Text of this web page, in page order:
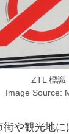
ZTL 標識
Image Source:
街や観光地に